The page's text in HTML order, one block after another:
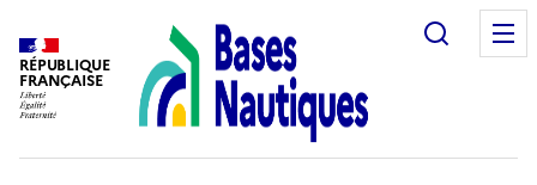
RÉPUBLIQUE
FRANÇAISE